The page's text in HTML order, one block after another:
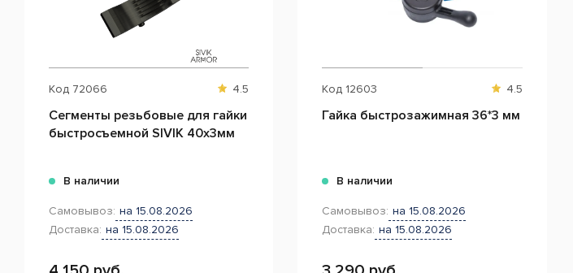
Код 72066 4.5
Сегменты резьбовые для гайки
быстросъемной SIVIK 40х3мм
В наличии
Самовывоз: на 15.08.2026
Доставка: на 15.08.2026
Код 12603 4.5
Гайка быстрозажимная 36*3 мм
В наличии
Самовывоз: на 15.08.2026
Доставка: на 15.08.2026